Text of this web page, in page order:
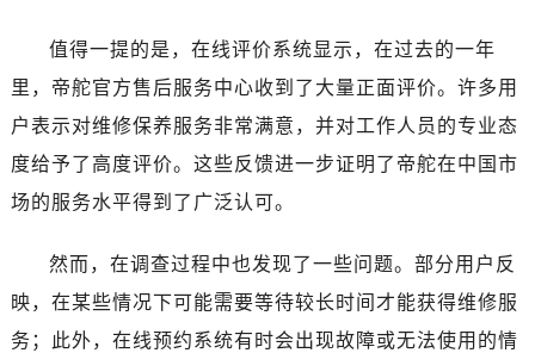
湖北省荆门市东宝中天街步行街帝舵售后服务中心（需提前预约）
湖北省随州市曾都区青年路帝舵售后服务中心（需提前预约）
湖北省咸宁市咸安区长安大道帝舵售后服务中心（需提前预约）
湖北省宜昌市西陵区夷陵大道与港窑路帝舵售后服务中心（需提前预约）
湖南省常德市武陵区人民路帝舵售后服务中心（需提前预约）
湖南省郴州市北湖区国庆北路帝舵售后服务中心（需提前预约）
值得一提的是，在线评价系统显示，在过去的一年
里，帝舵官方售后服务中心收到了大量正面评价。许多用
户表示对维修保养服务非常满意，并对工作人员的专业态
度给予了高度评价。这些反馈进一步证明了帝舵在中国市
场的服务水平得到了广泛认可。
然而，在调查过程中也发现了一些问题。部分用户反
映，在某些情况下可能需要等待较长时间才能获得维修服
务；此外，在线预约系统有时会出现故障或无法使用的情